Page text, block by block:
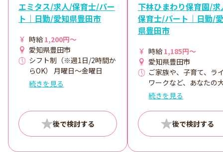
エミタス/求人/保育士/パー
ト｜日勤/愛知県豊田市
時給 1,200円～
愛知県豊田市
シフト制（※週1日/2時間か
らOK） 月曜日～金曜日
13:00～18:00の中での時間
続きを見る
下林ひまわり保育園/
保育士/パート｜日勤/
県豊田市
時給 1,185円～
愛知県豊田市
ご家族や、子育て、ラ
ワークなど、あなたの
なことと両立できるこ
番大事なこと！短い時
ら長い時間まで、それ
の事情に合わせた働き
続きを見る